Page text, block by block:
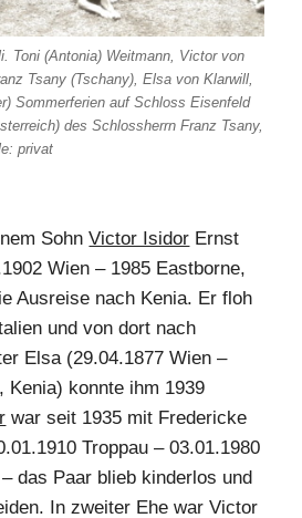
Toni (Antonia) Weitmann, Victor von
Tsany (Tschany), Elsa von Klarwill,
Sommerferien auf Schloss Eisenfeld
des Schlossherrn Franz Tsany,
privat
SohnVictor Isidor Ernst
Wien – 1985 Eastborne,
Ausreise nach Kenia. Er floh
und von dort nach
Elsa (29.04.1877 Wien –
Kenia) konnte ihm 1939
war seit 1935 mit Fredericke
Troppau – 03.01.1980
das Paar blieb kinderlos und
In zweiter Ehe war Victor